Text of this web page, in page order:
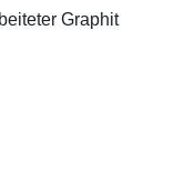
Graphit